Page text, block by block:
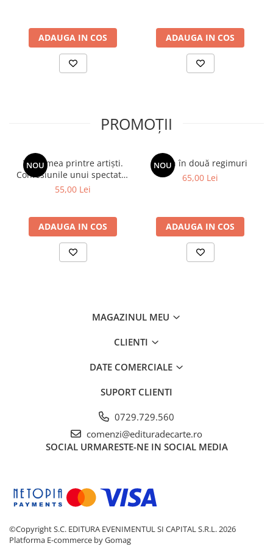
ADAUGA IN COS ADAUGA IN COS
PROMOȚII
NOU
Viața mea printre artiști.
Confesiunile unui spectator
fidel
55,00 Lei
ADAUGA IN COS
NOU
Spion în două regimuri
65,00 Lei
ADAUGA IN COS
MAGAZINUL MEU
CLIENTI
DATE COMERCIALE
SUPORT CLIENTI
0729.729.560
comenzi@edituradecarte.ro
SOCIAL URMARESTE-NE IN SOCIAL MEDIA
©Copyright S.C. EDITURA EVENIMENTUL SI CAPITAL S.R.L. 2026
Platforma E-commerce by Gomag